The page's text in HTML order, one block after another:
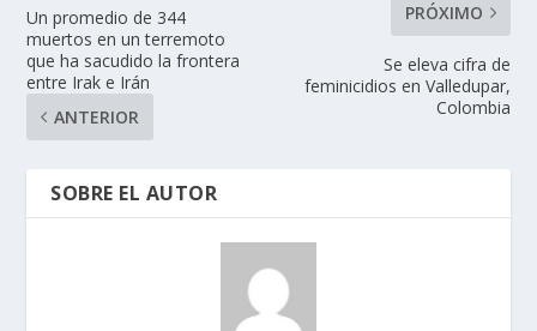
Un promedio de 344
muertos en un terremoto
que ha sacudido la frontera
entre Irak e Irán
ANTERIOR
PRÓXIMO
Se eleva cifra de
feminicidios en Valledupar,
Colombia
SOBRE EL AUTOR